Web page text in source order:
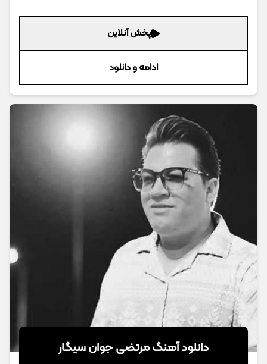
پخش آنلاین
ادامه و دانلود
دانلود آهنگ مرتضی جوان سیگار